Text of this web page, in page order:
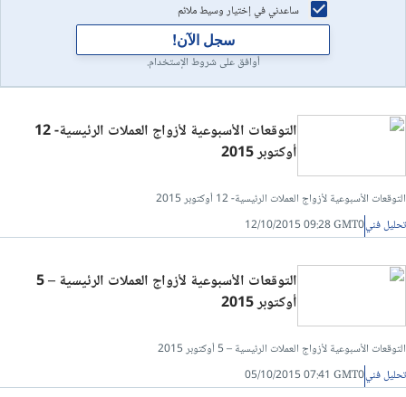
ساعدني في إختيار وسيط ملائم
سجل الآن!
أوافق على شروط الإستخدام.
التوقعات الأسبوعية لأزواج العملات الرئيسية- 12
أوكتوبر 2015
التوقعات الأسبوعية لأزواج العملات الرئيسية- 12 أوكتوبر 2015
تحليل فني12/10/2015 09:28 GMT0
التوقعات الأسبوعية لأزواج العملات الرئيسية – 5
أوكتوبر 2015
التوقعات الأسبوعية لأزواج العملات الرئيسية – 5 أوكتوبر 2015
تحليل فني05/10/2015 07:41 GMT0